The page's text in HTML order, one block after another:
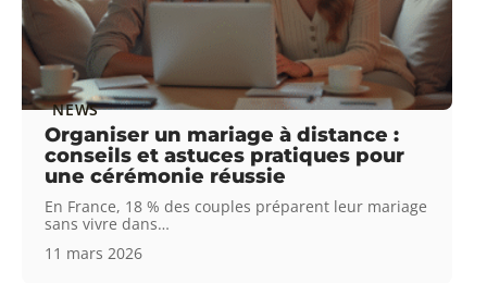
NEWS
Organiser un mariage à distance :
conseils et astuces pratiques pour
une cérémonie réussie
En France, 18 % des couples préparent leur mariage
sans vivre dans…
11 mars 2026